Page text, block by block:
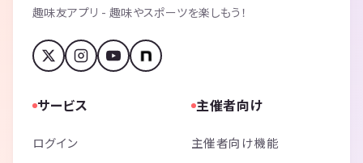
趣味友アプリ - 趣味やスポーツを楽しもう！
サービス
ログイン
主催者向け
主催者向け機能